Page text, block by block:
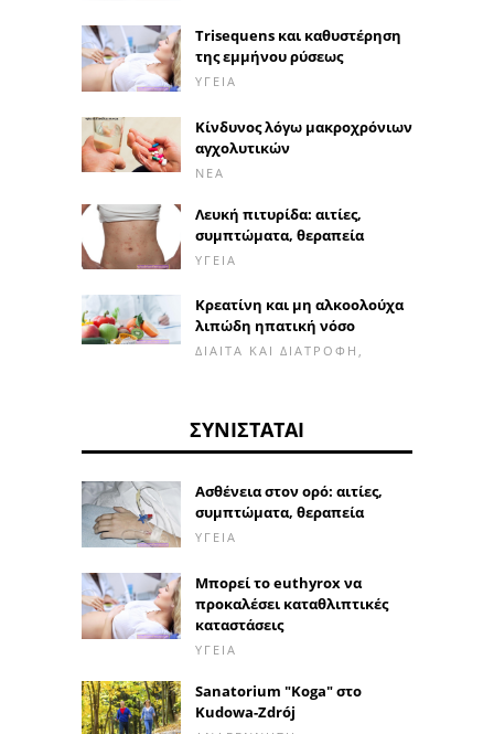
Trisequens και καθυστέρηση
της εμμήνου ρύσεως
ΥΓΕΊΑ
Κίνδυνος λόγω μακροχρόνιων
αγχολυτικών
ΝΈΑ
Λευκή πιτυρίδα: αιτίες,
συμπτώματα, θεραπεία
ΥΓΕΊΑ
Κρεατίνη και μη αλκοολούχα
λιπώδη ηπατική νόσο
ΔΊΑΙΤΑ ΚΑΙ ΔΙΑΤΡΟΦΉ,
ΣΥΝΙΣΤΆΤΑΙ
Ασθένεια στον ορό: αιτίες,
συμπτώματα, θεραπεία
ΥΓΕΊΑ
Μπορεί το euthyrox να
προκαλέσει καταθλιπτικές
καταστάσεις
ΥΓΕΊΑ
Sanatorium "Koga" στο
Kudowa-Zdrój